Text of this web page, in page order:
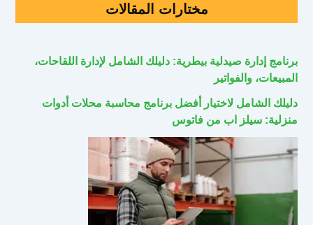
مختارات المقالات
برنامج إدارة صيدلية بيطرية: دليلك الشامل لإدارة اللقاحات،
المبيعات، والفواتير
دليلك الشامل لاختيار أفضل برنامج محاسبة محلات أدوات
منزلية: سيلز اب من فاتوس